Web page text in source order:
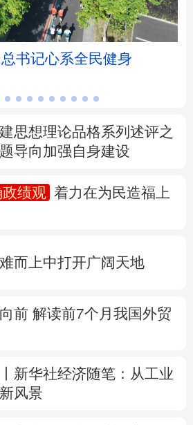
津 河北 山西
林 上海 江苏
海南
州 云南 西藏
古 黑龙江
书记心系全民健身
思想理论品格系列述评之
导向加强自身建设
绩观
着力在为民造福上
而上中打开广阔天地
前 解读前7个月我国外贸
新华社经济随笔：从工业
风景